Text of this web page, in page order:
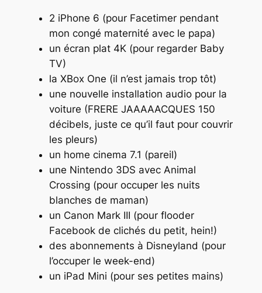
2 iPhone 6 (pour Facetimer pendant
mon congé maternité avec le papa)
un écran plat 4K (pour regarder Baby
TV)
la XBox One (il n’est jamais trop tôt)
une nouvelle installation audio pour la
voiture (FRERE JAAAAACQUES 150
décibels, juste ce qu’il faut pour couvrir
les pleurs)
un home cinema 7.1 (pareil)
une Nintendo 3DS avec Animal
Crossing (pour occuper les nuits
blanches de maman)
un Canon Mark III (pour flooder
Facebook de clichés du petit, hein!)
des abonnements à Disneyland (pour
l’occuper le week-end)
un iPad Mini (pour ses petites mains)